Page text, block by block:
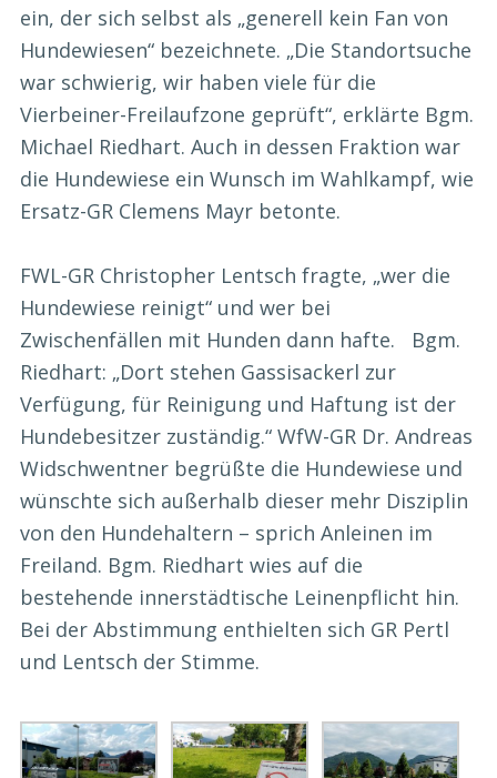
ein, der sich selbst als „generell kein Fan von
Hundewiesen“ bezeichnete. „Die Standortsuche
war schwierig, wir haben viele für die
Vierbeiner-Freilaufzone geprüft“, erklärte Bgm.
Michael Riedhart. Auch in dessen Fraktion war
die Hundewiese ein Wunsch im Wahlkampf, wie
Ersatz-GR Clemens Mayr betonte.
FWL-GR Christopher Lentsch fragte, „wer die
Hundewiese reinigt“ und wer bei
Zwischenfällen mit Hunden dann hafte. Bgm.
Riedhart: „Dort stehen Gassisackerl zur
Verfügung, für Reinigung und Haftung ist der
Hundebesitzer zuständig.“ WfW-GR Dr. Andreas
Widschwentner begrüßte die Hundewiese und
wünschte sich außerhalb dieser mehr Disziplin
von den Hundehaltern – sprich Anleinen im
Freiland. Bgm. Riedhart wies auf die
bestehende innerstädtische Leinenpflicht hin.
Bei der Abstimmung enthielten sich GR Pertl
und Lentsch der Stimme.